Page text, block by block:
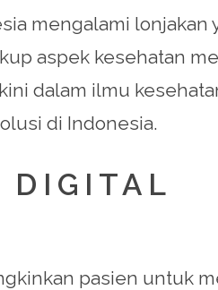
mengalami lonjakan
aspek kesehatan
dalam ilmu
di Indonesia.
DIGITAL
pasien untuk